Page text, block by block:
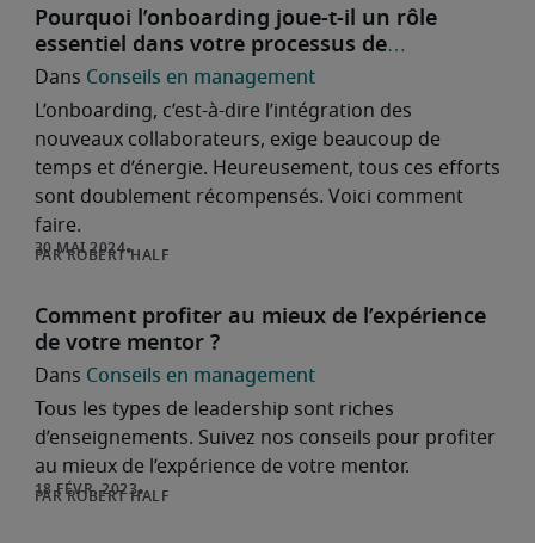
Pourquoi l’onboarding joue-t-il un rôle
essentiel dans votre processus de
recrutement
L’onboarding, c’est-à-dire l’intégration des
nouveaux collaborateurs, exige beaucoup de
temps et d’énergie. Heureusement, tous ces efforts
sont doublement récompensés. Voici comment
faire.
Conseils en management
ROBERT HALF
Comment profiter au mieux de l’expérience
de votre mentor ?
Tous les types de leadership sont riches
d’enseignements. Suivez nos conseils pour profiter
au mieux de l’expérience de votre mentor.
Conseils en management
ROBERT HALF